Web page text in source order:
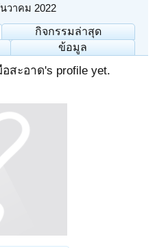
วาคม 2022
กิจกรรมล่าสุด
ข้อมูล
อสะอาด's profile yet.